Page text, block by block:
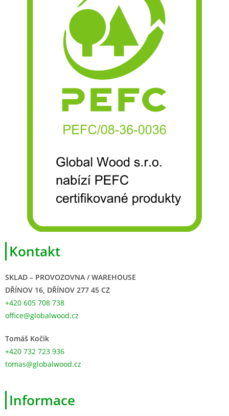
Kontakt
SKLAD – PROVOZOVNA / WAREHOUSE
DŘÍNOV 16, DŘÍNOV 277 45 CZ
+420 605 708 738
office@globalwood.cz
Tomáš Kočik
+420 732 723 936
tomas@globalwood.cz
Informace